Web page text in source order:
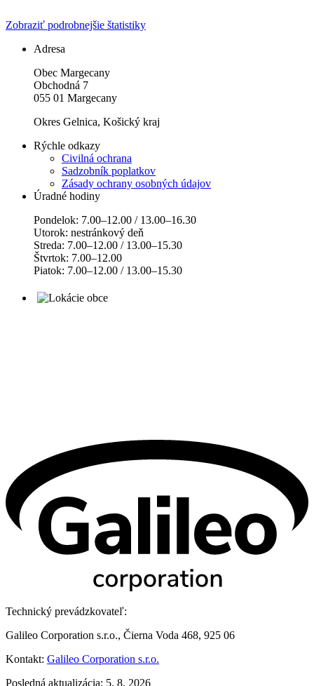
Zobraziť podrobnejšie štatistiky
Adresa
Obec Margecany
Obchodná 7
055 01 Margecany
Okres Gelnica, Košický kraj
Rýchle odkazy
Civilná ochrana
Sadzobník poplatkov
Zásady ochrany osobných údajov
Úradné hodiny
Pondelok: 7.00–12.00 / 13.00–16.30
Utorok: nestránkový deň
Streda: 7.00–12.00 / 13.00–15.30
Štvrtok: 7.00–12.00
Piatok: 7.00–12.00 / 13.00–15.30
Technický prevádzkovateľ:
Galileo Corporation s.r.o., Čierna Voda 468, 925 06
Kontakt: Galileo Corporation s.r.o.
Posledná aktualizácia: 5. 8. 2026